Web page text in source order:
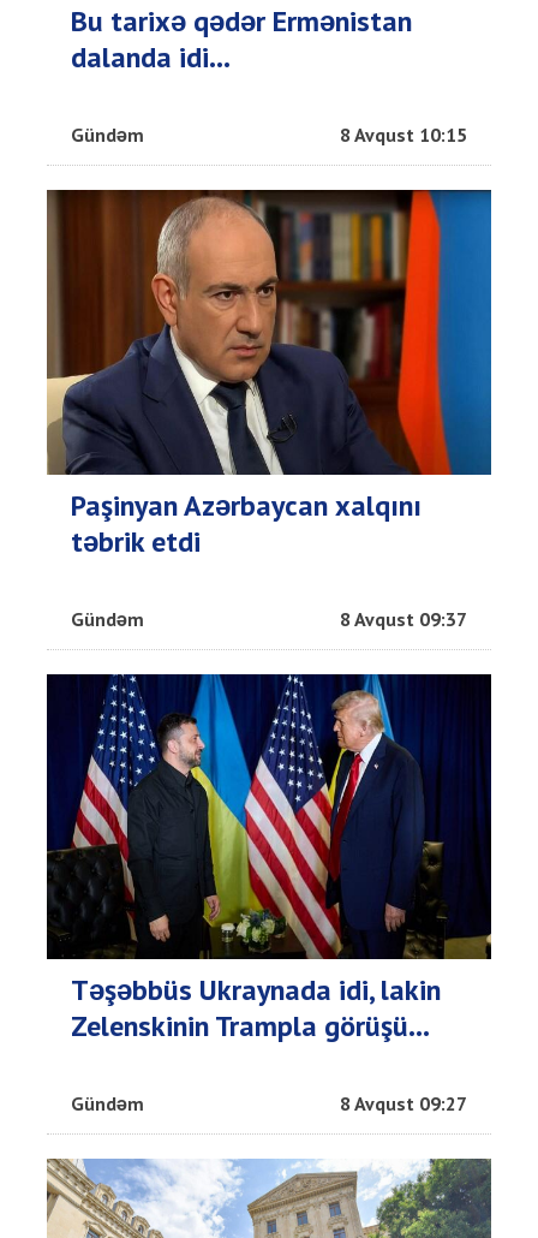
Bu tarixə qədər Ermənistan
dalanda idi...
Gündəm 8 Avqust 10:15
Paşinyan Azərbaycan xalqını
təbrik etdi
Gündəm 8 Avqust 09:37
Təşəbbüs Ukraynada idi, lakin
Zelenskinin Trampla görüşü...
Gündəm 8 Avqust 09:27